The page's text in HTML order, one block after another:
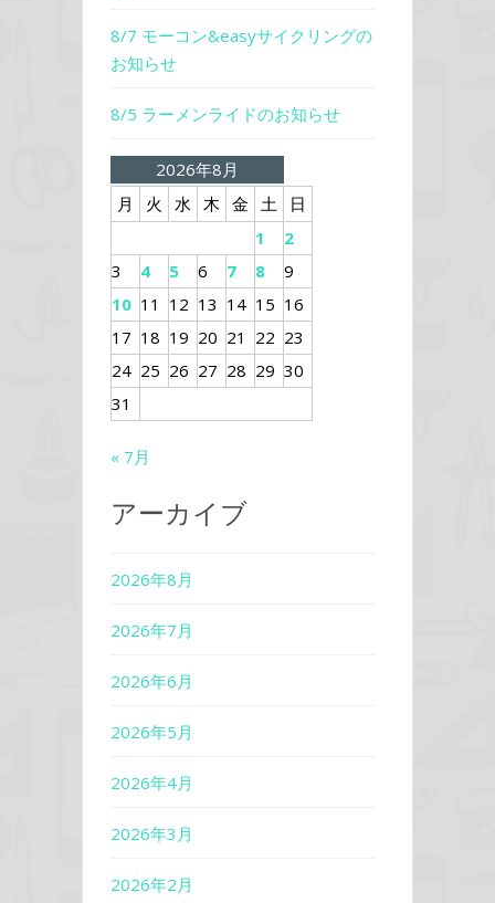
8/7 モーコン&easyサイクリングの
お知らせ
8/5 ラーメンライドのお知らせ
2026年8月
月
火 水 木 金 土
日
1
2
3
4 5 6 7 8
9
10 11 12 13 14 15 16
17 18 19 20 21 22 23
24 25 26 27 28 29 30
31
« 7月
アーカイブ
2026年8月
2026年7月
2026年6月
2026年5月
2026年4月
2026年3月
2026年2月